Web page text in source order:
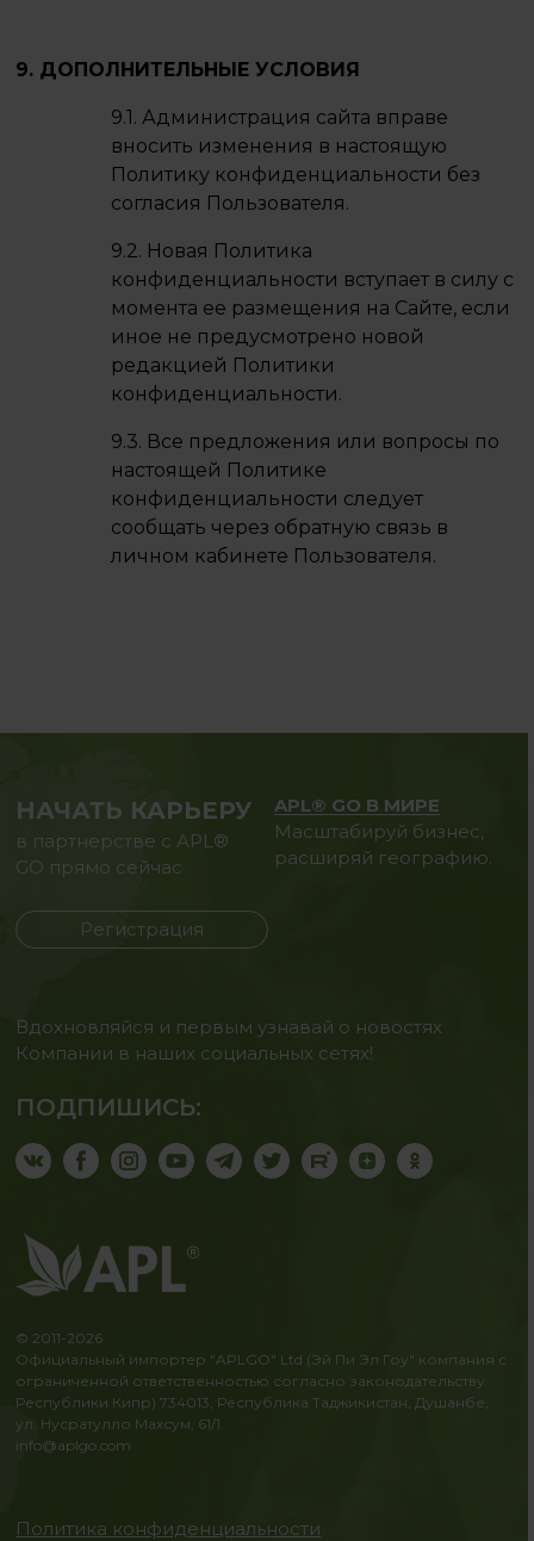
9. ДОПОЛНИТЕЛЬНЫЕ УСЛОВИЯ
9.1. Администрация сайта вправе
вносить изменения в настоящую
Политику конфиденциальности без
согласия Пользователя.
9.2. Новая Политика
конфиденциальности вступает в силу с
момента ее размещения на Сайте, если
иное не предусмотрено новой
редакцией Политики
конфиденциальности.
9.3. Все предложения или вопросы по
настоящей Политике
конфиденциальности следует
сообщать через обратную связь в
личном кабинете Пользователя.
НАЧАТЬ КАРЬЕРУ
в партнерстве с APL®
GO прямо сейчас
Регистрация
APL® GO В МИРЕ
Масштабируй бизнес,
расширяй географию.
Вдохновляйся и первым узнавай о новостях
Компании в наших социальных сетях!
ПОДПИШИСЬ:
© 2011-2026
Официальный импортер "APLGO" Ltd (Эй Пи Эл Гоу" компания с
ограниченной ответственностью согласно законодательству
Республики Кипр) 734013, Республика Таджикистан, Душанбе,
ул. Нусратулло Махсум, 61/1
info@aplgo.com
Политика конфиденциальности